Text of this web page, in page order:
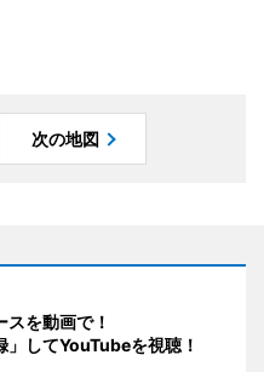
次の地図
を動画で！
」してYouTubeを視聴！